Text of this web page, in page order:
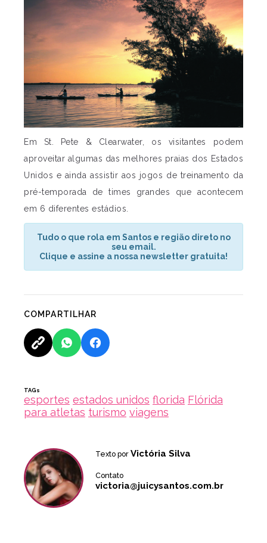
Em St. Pete & Clearwater, os visitantes podem
aproveitar algumas das melhores praias dos Estados
Unidos e ainda assistir aos jogos de treinamento da
pré-temporada de times grandes que acontecem
em 6 diferentes estádios.
Tudo o que rola em Santos e região direto no
seu email.
Clique e assine a nossa newsletter gratuita!
COMPARTILHAR
TAGs
esportes estados unidos florida Flórida
para atletas turismo viagens
Texto por Victória Silva
Contato
victoria@juicysantos.com.br